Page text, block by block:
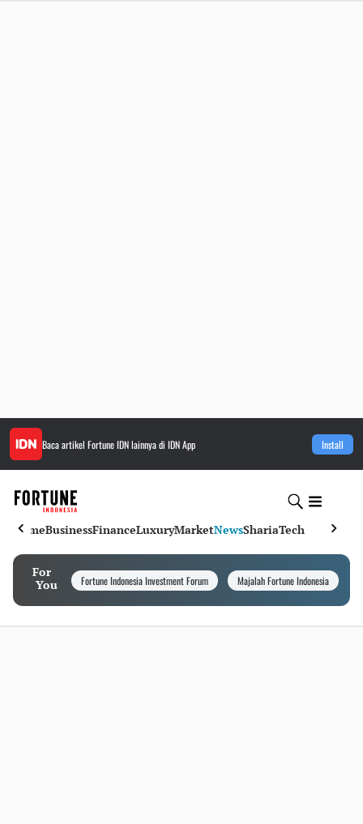
Baca artikel Fortune IDNlainnya di IDN App Install
HomeBusinessFinanceLuxuryMarketNewsShariaTech
For
You
Fortune Indonesia Investment Forum Majalah Fortune Indonesia